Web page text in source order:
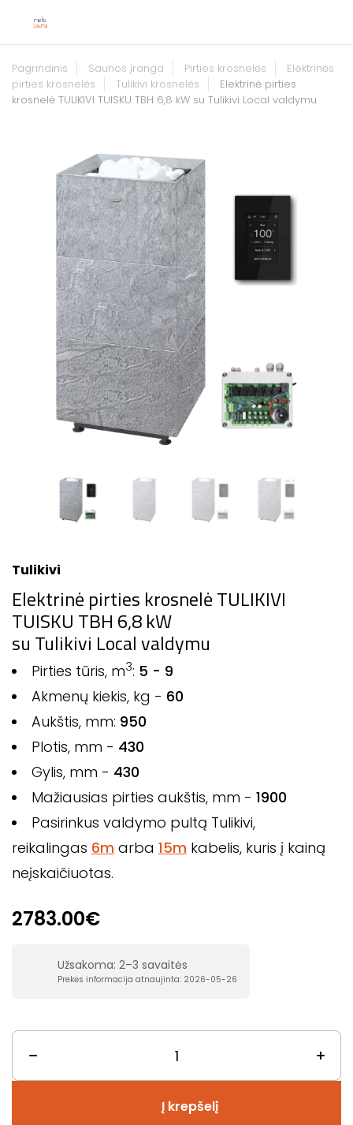
Pagrindinis Saunos įranga Pirties krosnelės
Elektrinės
pirties krosnelės
Tulikivi krosnelės
Elektrinė pirties
krosnelė TULIKIVI TUISKU TBH 6,8 kW su Tulikivi Local valdymu
Tulikivi
Elektrinė pirties krosnelė TULIKIVI
TUISKU TBH 6,8 kW
su Tulikivi Local valdymu
Pirties tūris, m3: 5 - 9
Akmenų kiekis, kg - 60
Aukštis, mm: 950
Plotis, mm - 430
Gylis, mm - 430
Mažiausias pirties aukštis, mm - 1900
Pasirinkus valdymo pultą Tulikivi,
reikalingas 6m arba 15m kabelis, kuris į kainą
neįskaičiuotas.
2783.00€
Užsakoma: 2–3 savaitės
Prekės informacija atnaujinta: 2026-05-26
Į krepšelį